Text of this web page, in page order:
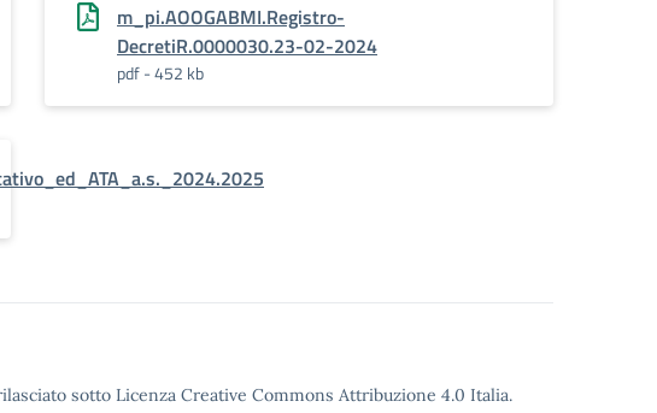
m_pi.AOOGABMI.Registro-
DecretiR.0000030.23-02-2024
pdf - 452 kb
sotto Licenza Creative Commons Attribuzione 4.0 Italia.